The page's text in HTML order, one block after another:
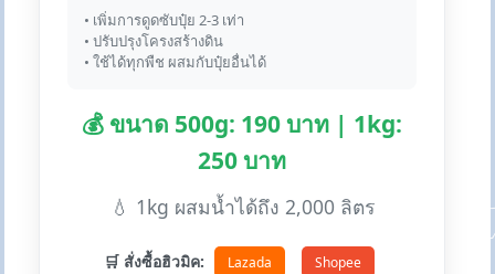
• เพิ่มการดูดซับปุ๋ย 2-3 เท่า
• ปรับปรุงโครงสร้างดิน
• ใช้ได้ทุกพืช ผสมกับปุ๋ยอื่นได้
💰 ขนาด 500g: 190 บาท | 1kg:
250 บาท
💧 1kg ผสมน้ำได้ถึง 2,000 ลิตร
🛒 สั่งซื้อฮิวมิค: Lazada Shopee